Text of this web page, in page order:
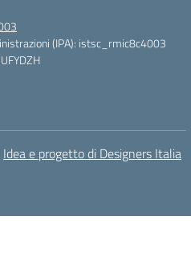
(IPA): istsc_rmic8c4003
Idea e progetto di Designers Italia